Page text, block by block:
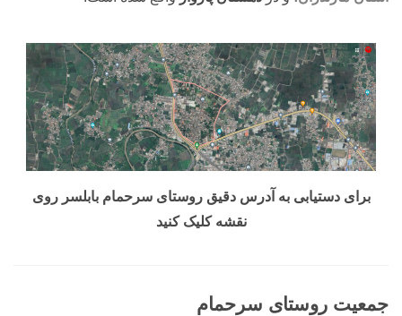
برای دستیابی به آدرس دقیق روستای سرحمام بابلسر روی
نقشه کلیک کنید
جمعیت روستای سرحمام